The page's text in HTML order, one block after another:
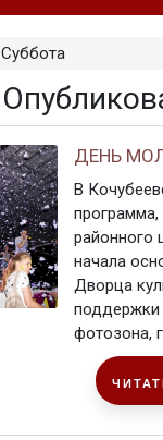
Суббота
ДЕНЬ
В
районного
начала
Дворца
поддержки
фотозона,